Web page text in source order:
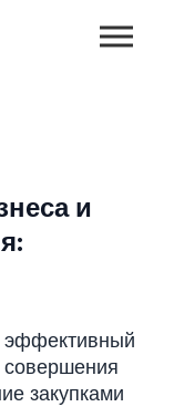
и
эффективный
закупками